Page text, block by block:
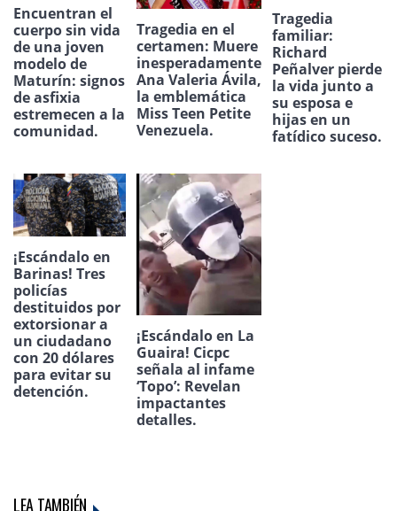
Encuentran el
cuerpo sin vida
de una joven
modelo de
Maturín: signos
de asfixia
estremecen a la
comunidad.
Tragedia en el
certamen: Muere
inesperadamente
Ana Valeria Ávila,
la emblemática
Miss Teen Petite
Venezuela.
Tragedia
familiar:
Richard
Peñalver pierde
la vida junto a
su esposa e
hijas en un
fatídico suceso.
¡Escándalo en
Barinas! Tres
policías
destituidos por
extorsionar a
un ciudadano
con 20 dólares
para evitar su
detención.
¡Escándalo en La
Guaira! Cicpc
señala al infame
‘Topo’: Revelan
impactantes
detalles.
LEA TAMBIÉN